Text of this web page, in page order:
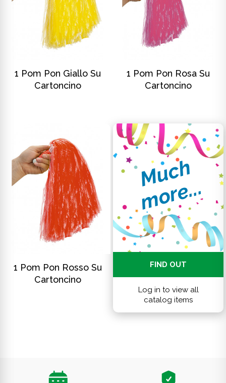
1 Pom Pon Giallo Su
Cartoncino
1 Pom Pon Rosa Su
Cartoncino
1 Pom Pon Rosso Su
Cartoncino
M
u
c
h
m
o
r
e
.
.
.
FIND OUT
Log in to view all
catalog items